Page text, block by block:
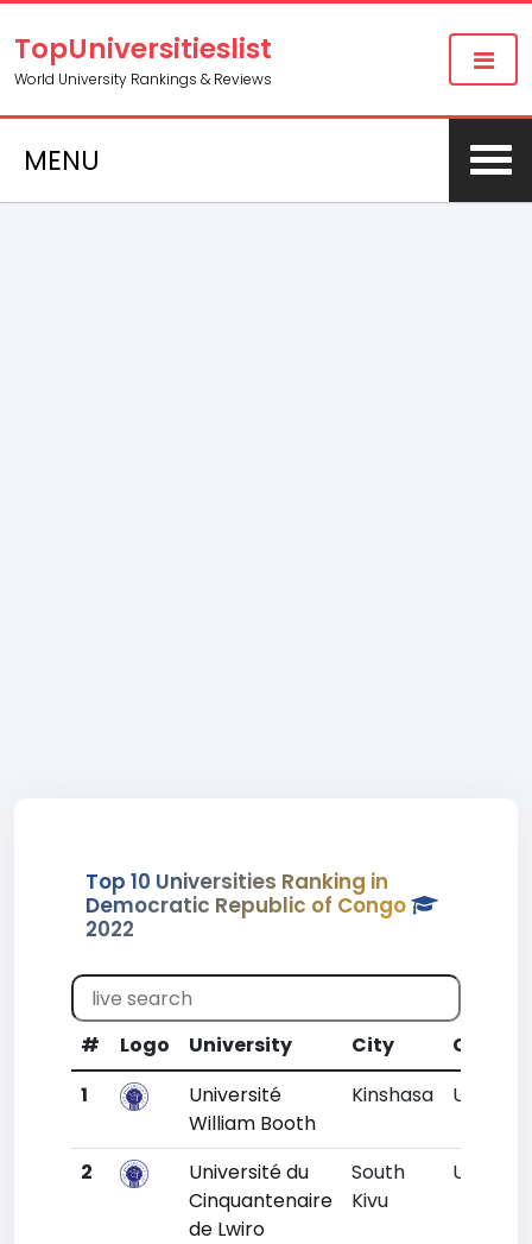
TopUniversitieslist
World University Rankings & Reviews
MENU
Top 10 Universities Ranking in
Democratic Republic of Congo
2022
# Logo University City CR
1
Université
William Booth
Kinshasa Un
2
Université du
Cinquantenaire
de Lwiro
South
Kivu
Un